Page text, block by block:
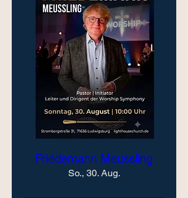
Friedemann Meussling
So., 30. Aug.